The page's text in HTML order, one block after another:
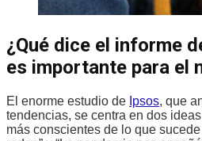
¿Qué dice el informe
es importante para el
El enorme estudio de Ipsos, que
tendencias, se centra en dos
más conscientes de lo que